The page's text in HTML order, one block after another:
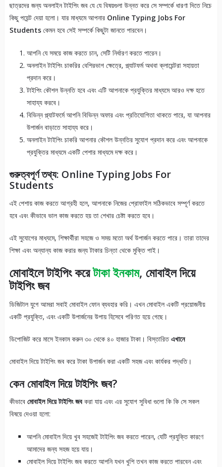
ছাত্রদের জন্য অনলাইন টাইপিং জব যে যে বিষয়গুলা উন্নত করে সে সম্পর্কে ধারণা দিতে নিচে
কিছু পয়েন্ট দেয়া হলো। যার মাধ্যমে আপনার Online Typing Jobs For
Studentsকেমন হবে সেই সম্পর্কে কিছুটা জানতে পারবেন।
আপনি যে সময়ে কাজ করতে চান, সেটি নির্ধারণ করতে পারেন।
অনলাইন টাইপিং চাকরির বেশিরভাগ ক্ষেত্রে, প্ল্যাটফর্ম অথবা ক্লায়েন্টরা সহায়তা
প্রদান করে।
টাইপিং কৌশল উন্নতি হবে এবং এটি আপনাকে প্রযুক্তির মাধ্যমে আরও দক্ষ হতে
সাহায্য করবে।
বিভিন্ন প্ল্যাটফর্মে আপনি বিভিন্ন অফার এবং প্রতিযোগিতা থাকতে পারে, যা আপনার
উপার্জন বাড়াতে সাহায্য করে।
অনলাইন টাইপিং চাকরি আপনার কৌশল উন্নতির সুযোগ প্রদান করে এবং আপনাকে
প্রযুক্তির মাধ্যমে একটি পেশার মাধ্যমে দক্ষ করে।
গুরুত্বপূর্ণ তথ্য: Online Typing Jobs For
Students
এই পেশায় কাজ করতে আগ্রহী হলে, আপনাকে নিজের প্রোফাইল সঠিকভাবে সম্পূর্ণ করতে
হবে এবং কীভাবে ভাল কাজ করতে হয় তা শেখার চেষ্টা করতে হবে।
এই সুযোগের মাধ্যমে, শিক্ষার্থীরা সহজে ও সময় মতো অর্থ উপার্জন করতে পারে। তারা তাদের
শিক্ষা এবং অন্যান্য কাজ করার জন্য টাকার চিন্তা থেকে মুক্তি পাই।
মোবাইলে টাইপিং করেটাকা ইনকাম, মোবাইল দিয়ে
টাইপিং জব
ডিজিটাল যুগে আমরা সবাই মোবাইল ফোন ব্যবহার করি। এখন মোবাইল একটি প্রয়োজনীয়
একটি প্রযুক্তি, এবং একটি উপার্জনের উপায় হিসেবে পরিণত হয়ে গেছে।
ডিপোজিট করে মাসে ইনকাম করুন ৩০ থেকে ৪০ হাজার টাকা। বিস্তারিতএখানে
মোবাইল দিয়ে টাইপিং জব করে টাকা উপার্জন করা একটি সহজ এবং কার্যকর পদ্ধতি।
কেন মোবাইল দিয়ে টাইপিং জব?
কীভাবে মোবাইল দিয়ে টাইপিং জবকরা যায় এবং এর সুযোগ সুবিধা গুলো কি কি সে সকল
বিষয়ে দেওয়া হলো:
আপনি মোবাইল দিয়ে খুব সহজেই টাইপিং জব করতে পারেন, যেটি প্রযুক্তি কারণে
আমাদের জন্য সহজ হয়ে যায়।
মোবাইল দিয়ে টাইপিং জব করতে আপনি যখন খুশি তখন কাজ করতে পারবেন এবং